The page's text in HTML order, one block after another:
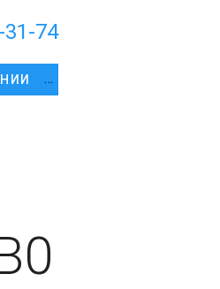
31-74